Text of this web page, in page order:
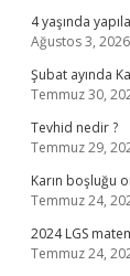
4 yaşında
Ağustos 3, 2026
Şubat ayında
Temmuz 30,
Tevhid nedir ?
Temmuz 29,
Karın boşluğu
Temmuz 24,
2024 LGS
Temmuz 24,